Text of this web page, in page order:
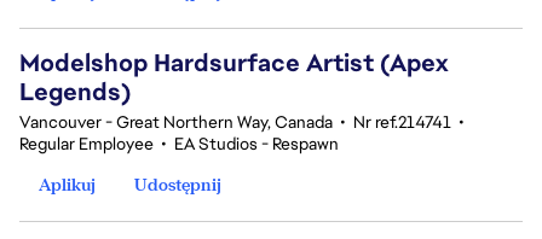
Modelshop Hardsurface Artist (Apex
Legends)
Vancouver - Great Northern Way, Canada • Nr ref.214741 •
Regular Employee • EA Studios - Respawn
Aplikuj
Udostępnij